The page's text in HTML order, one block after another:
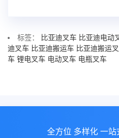
标签： 比亚迪叉车 比亚迪电动
迪叉车 比亚迪搬运车 比亚迪搬运
车 锂电叉车 电动叉车 电瓶叉车
全方位 多样化 一